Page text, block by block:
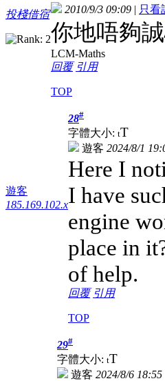
投棧借宿 2010/9/3 09:09 | 只看
你地唔夠
LCM-Maths
回覆 引用
TOP
遊客
185.169.102.x
28#
字體大小: tT
遊客 2024/8/1
Here I
I have
engine
place in
of help.
回覆 引用
TOP
29#
字體大小: tT
遊客 2024/8/6 18:55